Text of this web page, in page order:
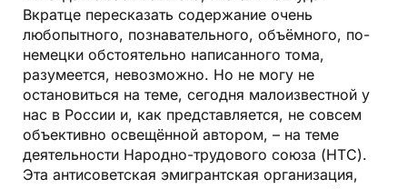
Вкратце пересказать содержание очень
любопытного, познавательного, объёмного, по-
немецки обстоятельно написанного тома,
разумеется, невозможно. Но не могу не
остановиться на теме, сегодня малоизвестной у
нас в России и, как представляется, не совсем
объективно освещённой автором, – на теме
деятельности Народно-трудового союза (НТС).
Эта антисоветская эмигрантская организация,